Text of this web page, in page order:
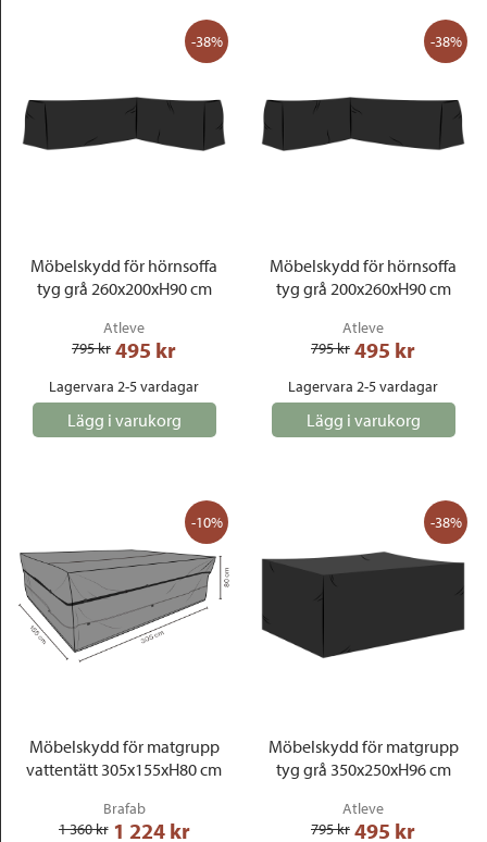
-38%
Möbelskydd för hörnsoffa
tyg grå 260x200xH90 cm
Atleve
795 kr 495 kr
Lagervara 2-5 vardagar
Lägg i varukorg
-38%
Möbelskydd för hörnsoffa
tyg grå 200x260xH90 cm
Atleve
795 kr 495 kr
Lagervara 2-5 vardagar
Lägg i varukorg
-10%
Möbelskydd för matgrupp
vattentätt 305x155xH80 cm
Brafab
1 360 kr 1 224 kr
-38%
Möbelskydd för matgrupp
tyg grå 350x250xH96 cm
Atleve
795 kr 495 kr